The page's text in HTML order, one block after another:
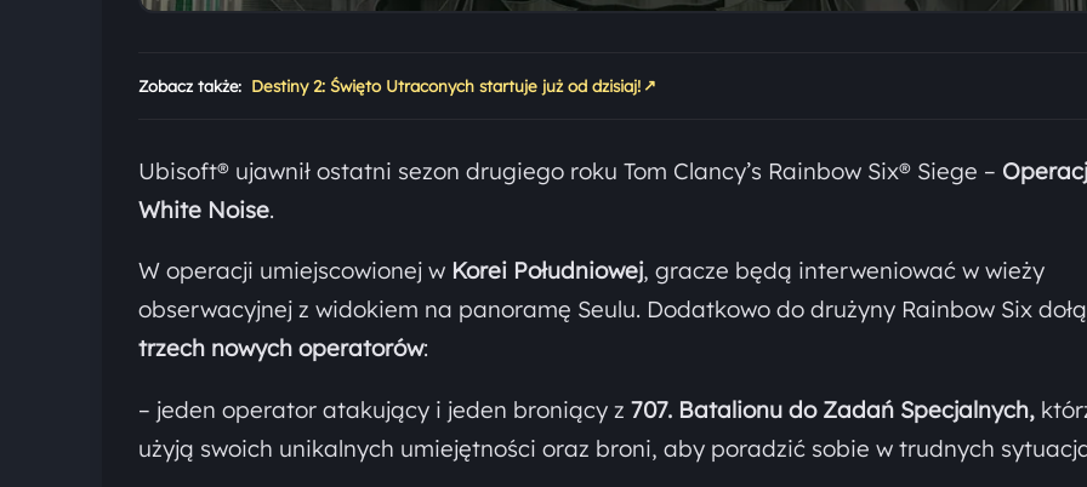
Zobacz także: Destiny 2: Święto Utraconych startuje już od dzisiaj! ↗
Ubisoft® ujawnił ostatni sezon drugiego roku Tom Clancy’s Rainbow Six® Siege –
White Noise.
W operacji umiejscowionej w Korei Południowej, gracze będą interweniować w wieży
obserwacyjnej z widokiem na panoramę Seulu. Dodatkowo do drużyny Rainbow Six
trzech nowych operatorów:
– jeden operator atakujący i jeden broniący z 707. Batalionu do Zadań Specjalnych,
użyją swoich unikalnych umiejętności oraz broni, aby poradzić sobie w trudnych